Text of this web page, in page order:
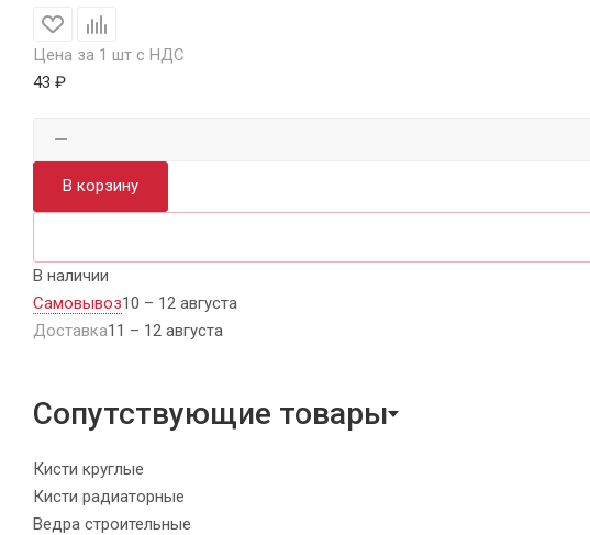
Цена за 1 шт с НДС
43 ₽
В корзину
В наличии
Самовывоз10 – 12 августа
Доставка11 – 12 августа
Сопутствующие товары
Кисти круглые
Кисти радиаторные
Ведра строительные